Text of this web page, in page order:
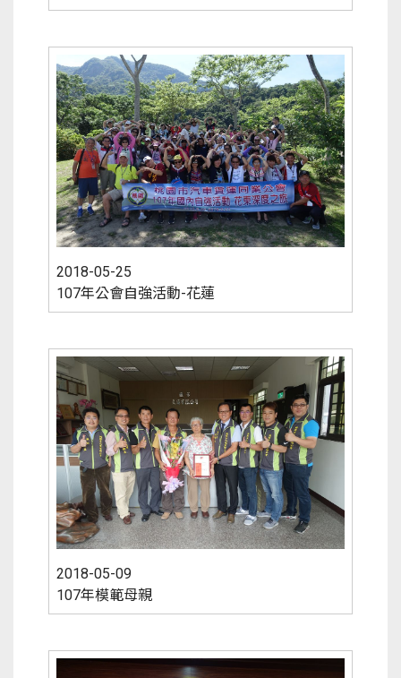
2018-05-25
107年公會自強活動-花蓮
2018-05-09
107年模範母親